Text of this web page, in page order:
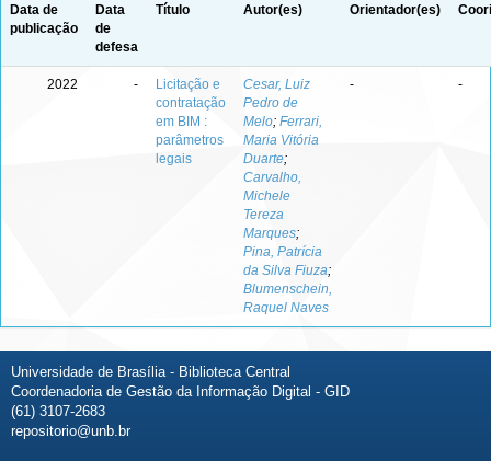
Data de
publicação
Data
de
defesa
Título Autor(es) Orientador(es)
2022 -
Licitação e
contratação
em BIM :
parâmetros
legais
Cesar, Luiz
Pedro de
Melo; Ferrari,
Maria Vitória
Duarte;
Carvalho,
Michele
Tereza
Marques;
Pina, Patrícia
da Silva Fiuza;
Blumenschein,
Raquel Naves
- -
Universidade de Brasília - Biblioteca Central
Coordenadoria de Gestão da Informação Digital - GID
(61) 3107-2683
repositorio@unb.br